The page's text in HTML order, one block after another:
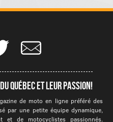
québec et leur passion!
de moto en ligne préféré des
par une petite équipe dynamique,
et de motocyclistes passionnés.